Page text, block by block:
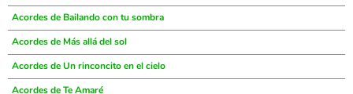
Acordes de Bailando con tu sombra
Acordes de Más allá del sol
Acordes de Un rinconcito en el cielo
Acordes de Te Amaré